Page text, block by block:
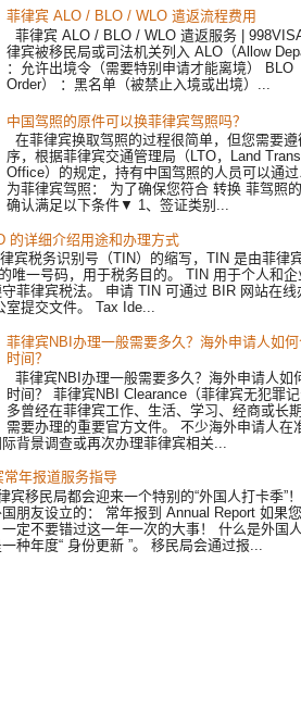
菲律宾 ALO / BLO / WLO 遣返流程费用
菲律宾 ALO / BLO / WLO 遣返服务 |
律宾被移民局或司法机关列入 ALO（Allow
：允许出境令（需要特别申请才能离境） BLO
Order） ：黑名单（被禁止入境或出境）...
中国驾照的原件可以换菲律宾驾照吗？
在菲律宾换取驾照的过程很简单，但您需要
序，根据菲律宾交通管理局（LTO，Land
Office）的规定，持有中国驾照的人员可以通
为菲律宾驾照： 为了确保您符合 转换 菲驾照
确认满足以下条件▼ 1、签证类别...
的详细介绍用途和办理方式
宾税务识别号（TIN）的缩写，TIN 是由菲律
的唯一号码，用于税务目的。 TIN 用于个人和
菲律宾税法。 申请 TIN 可通过 BIR 网站在线
室提交文件。 Tax Ide...
菲律宾NBI办理一般需要多久？海外申请人如
时间？
菲律宾NBI办理一般需要多久？海外申请人如
时间？ 菲律宾NBI Clearance（菲律宾无犯罪
多曾经在菲律宾工作、生活、学习、经商或长
需要办理的重要官方文件。 不少海外申请人在
背景调查或再次办理菲律宾相关...
常年报道服务指导
宾移民局都会迎来一个特别的“外国人打卡季”
朋友设立的： 常年报到 Annual Report 如果
定不要错过这一年一次的大事！ 什么是外国
种年度“ 身份更新 ”。 移民局会通过报...